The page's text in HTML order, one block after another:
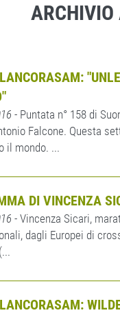
ARCHIVIO
- Puntata n° 158 di
Falcone. Questa
il mondo. ...
DI VINCENZA
- Vincenza Sicari,
dagli Europei di